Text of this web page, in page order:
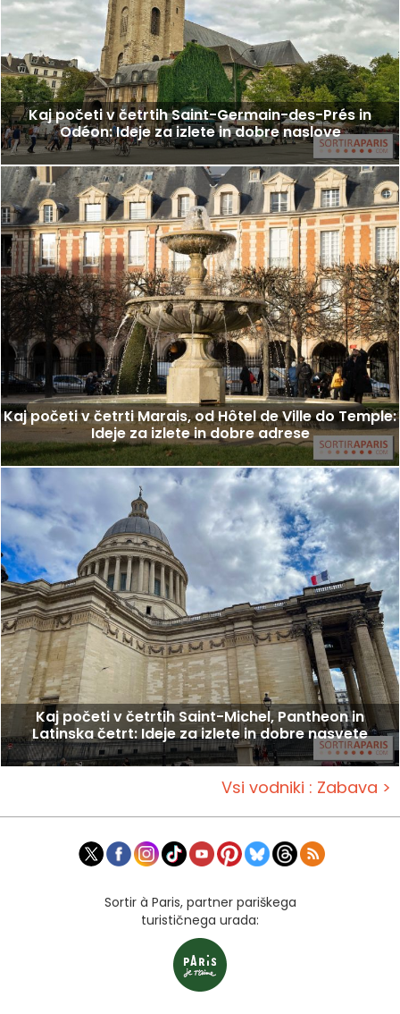
Kaj početi v četrtih Saint-Germain-des-Prés in
Odéon: Ideje za izlete in dobre naslove
Kaj početi v četrti Marais, od Hôtel de Ville do Temple:
Ideje za izlete in dobre adrese
Kaj početi v četrtih Saint-Michel, Pantheon in
Latinska četrt: Ideje za izlete in dobre nasvete
Vsi vodniki : Zabava >
Sortir à Paris, partner pariškega
turističnega urada: